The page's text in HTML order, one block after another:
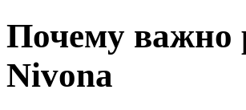
Почему важно
Nivona